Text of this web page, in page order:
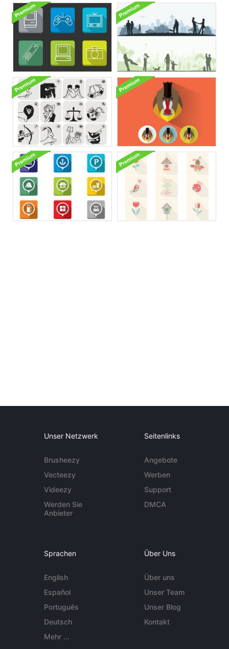
Unser Netzwerk
Brusheezy
Vecteezy
Videezy
Werden Sie
Anbieter
Seitenlinks
Angebote
Werben
Support
DMCA
Sprachen
English
Español
Português
Deutsch
Mehr ...
Über Uns
Über uns
Unser Team
Unser Blog
Kontakt